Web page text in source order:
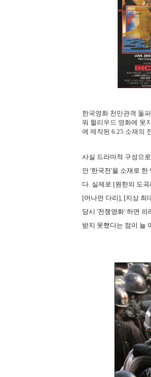
한국영화 천만관객 돌
워 헐리우드 영화에 못
에 제작된 6.25 소재의
사실 드라마적 구성으
안 '한국전'을 소재로
다. 실제로 [원한의 도
[머나먼 다리], [지상 최
당시 '전쟁영화' 하면
받지 못했다는 점이 늘